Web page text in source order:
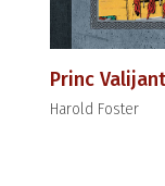
Princ
Harold Foster